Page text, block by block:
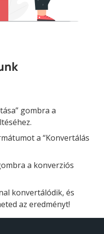
gombra a
a “Konvertálás
a konverziós
konvertálódik, és
az eredményt!